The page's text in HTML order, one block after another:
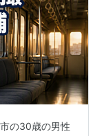
の30歳の男性